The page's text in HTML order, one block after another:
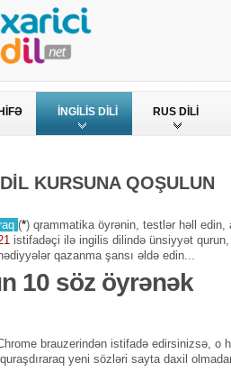
İNGİLİS DİLİ RUS DİLİ
KURSUNA QOŞULUN
(*) qrammatika öyrənin, testlər həll edin,
istifadəçi ilə ingilis dilində ünsiyyət
qazanma şansı əldə edin...
10 söz öyrənək
brauzerindən istifadə edirsinizsə, o
yeni sözləri sayta daxil